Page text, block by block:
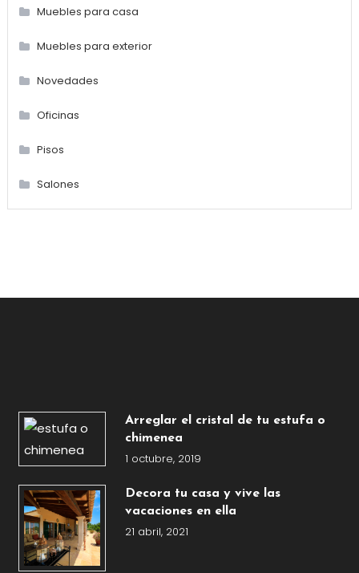
Muebles para casa
Muebles para exterior
Novedades
Oficinas
Pisos
Salones
Arreglar el cristal de tu estufa o
chimenea
1 octubre, 2019
Decora tu casa y vive las
vacaciones en ella
21 abril, 2021